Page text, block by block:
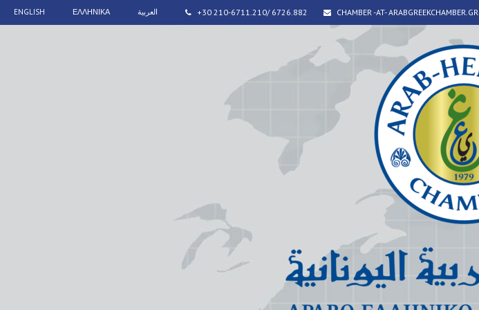
ENGLISH ΕΛΛΗΝΙΚΑ العربية +30 210-6711.210/ 6726.882 CHAMBER -AT- ARABGREEKCHAMBER.GR